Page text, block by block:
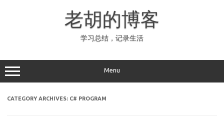
老胡的博客
学习总结，记录生活
Menu
CATEGORY ARCHIVES: C# PROGRAM